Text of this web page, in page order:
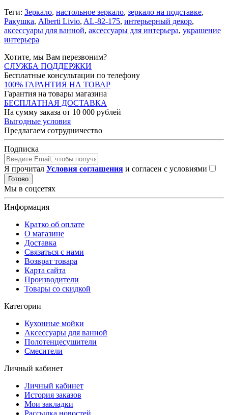
Теги: Зеркало, настольное зеркало, зеркало на подставке,
Ракушка, Alberti Livio, AL-82-175, интерьерный декор,
аксессуары для ванной, аксессуары для интерьера, украшение
интерьера
Хотите, мы Вам перезвоним?
СЛУЖБА ПОДДЕРЖКИ
Бесплатные консультации по телефону
100% ГАРАНТИЯ НА ТОВАР
Гарантия на товары магазина
БЕСПЛАТНАЯ ДОСТАВКА
На сумму заказа от 10 000 рублей
Выгодные условия
Предлагаем сотрудничество
Подписка
Я прочитал Условия соглашения и согласен с условиями
Готово
Мы в соцсетях
Информация
Кратко об оплате
О магазине
Доставка
Связаться с нами
Возврат товара
Карта сайта
Производители
Товары со скидкой
Категории
Кухонные мойки
Аксессуары для ванной
Полотенцесушители
Смесители
Личный кабинет
Личный кабинет
История заказов
Мои закладки